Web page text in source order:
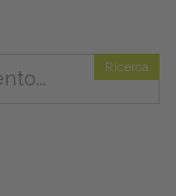
Ricerca